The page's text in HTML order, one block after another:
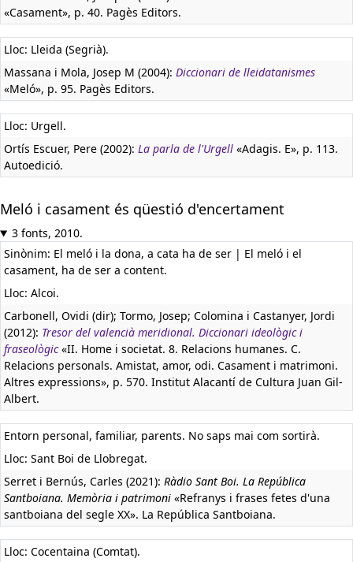
«Casament», p. 40. Pagès Editors.
Lloc: Lleida (Segrià).
Massana i Mola, Josep M (2004): Diccionari de lleidatanismes
«Meló», p. 95. Pagès Editors.
Lloc: Urgell.
Ortís Escuer, Pere (2002): La parla de l'Urgell «Adagis. E», p. 113.
Autoedició.
Meló i casament és qüestió d'encertament
3 fonts, 2010.
Sinònim: El meló i la dona, a cata ha de ser | El meló i el
casament, ha de ser a content.
Lloc: Alcoi.
Carbonell, Ovidi (dir); Tormo, Josep; Colomina i Castanyer, Jordi
(2012): Tresor del valencià meridional. Diccionari ideològic i
fraseològic«II. Home i societat. 8. Relacions humanes. C.
Relacions personals. Amistat, amor, odi. Casament i matrimoni.
Altres expressions», p. 570. Institut Alacantí de Cultura Juan Gil-
Albert.
Entorn personal, familiar, parents. No saps mai com sortirà.
Lloc: Sant Boi de Llobregat.
Serret i Bernús, Carles (2021): Ràdio Sant Boi. La República
Santboiana. Memòria i patrimoni «Refranys i frases fetes d'una
santboiana del segle XX». La República Santboiana.
Lloc: Cocentaina (Comtat).